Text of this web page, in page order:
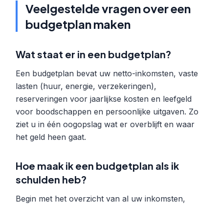
Veelgestelde vragen over een
budgetplan maken
Wat staat er in een budgetplan?
Een budgetplan bevat uw netto-inkomsten, vaste
lasten (huur, energie, verzekeringen),
reserveringen voor jaarlijkse kosten en leefgeld
voor boodschappen en persoonlijke uitgaven. Zo
ziet u in één oogopslag wat er overblijft en waar
het geld heen gaat.
Hoe maak ik een budgetplan als ik
schulden heb?
Begin met het overzicht van al uw inkomsten,